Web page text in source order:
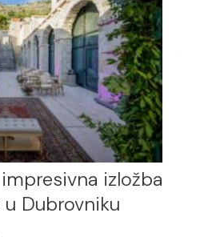
izložba
Dubrovniku